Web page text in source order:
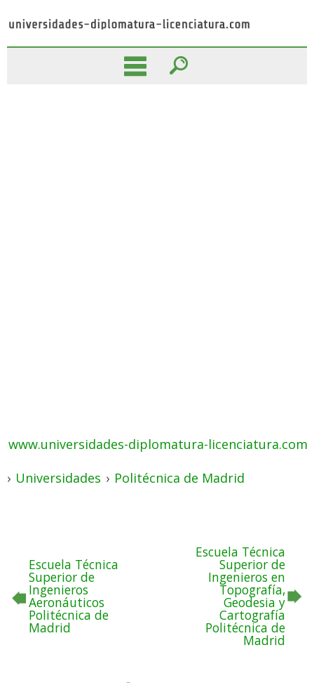
www.universidades-diplomatura-licenciatura.com
› Universidades › Politécnica de Madrid
Escuela Técnica
Superior de
Ingenieros
Aeronáuticos
Politécnica de
Madrid
Escuela Técnica
Superior de
Ingenieros en
Topografía,
Geodesia y
Cartografía
Politécnica de
Madrid